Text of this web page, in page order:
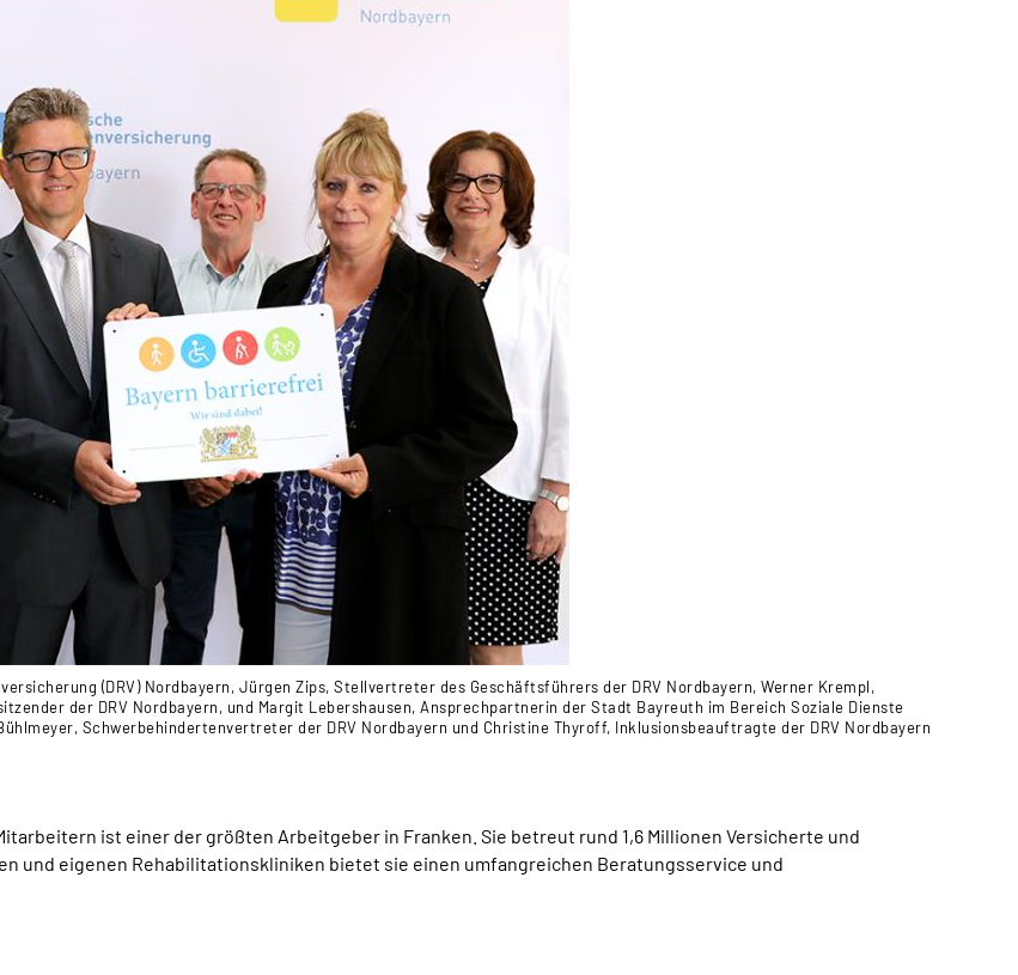
(DRV) Nordbayern, Jürgen Zips, Stellvertreter des Geschäftsführers der DRV Nordbayern, Werner Krempl,
der DRV Nordbayern, und Margit Lebershausen, Ansprechpartnerin der Stadt Bayreuth im Bereich Soziale Dienste
Schwerbehindertenvertreter der DRV Nordbayern und Christine Thyroff, Inklusionsbeauftragte der DRV Nordbayern
ist einer der größten Arbeitgeber in Franken. Sie betreut rund 1,6 Millionen Versicherte und
und eigenen Rehabilitationskliniken bietet sie einen umfangreichen Beratungsservice und